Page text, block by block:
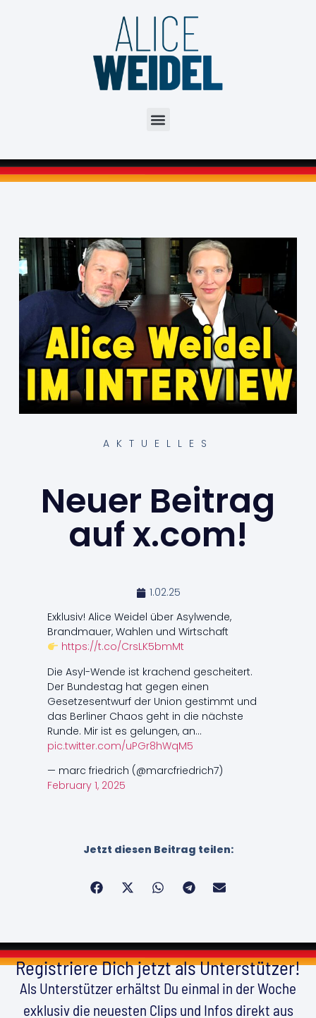
AKTUELLES
Neuer Beitrag
auf x.com!
1.02.25
Exklusiv! Alice Weidel über Asylwende,
Brandmauer, Wahlen und Wirtschaft
https://t.co/CrsLK5bmMt
Die Asyl-Wende ist krachend gescheitert.
Der Bundestag hat gegen einen
Gesetzesentwurf der Union gestimmt und
das Berliner Chaos geht in die nächste
Runde. Mir ist es gelungen, an…
pic.twitter.com/uPGr8hWqM5
— marc friedrich (@marcfriedrich7)
February 1, 2025
Jetzt diesen Beitrag teilen:
Registriere Dich jetzt als Unterstützer!
Als Unterstützer erhältst Du einmal in der Woche
exklusiv die neuesten Clips und Infos direkt aus